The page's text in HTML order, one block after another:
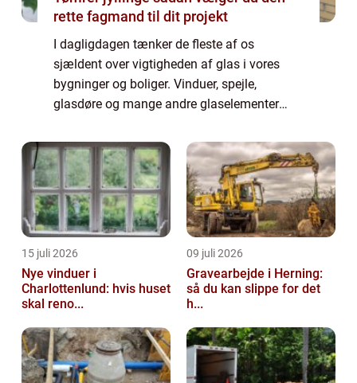
rette fagmand til dit projekt
I dagligdagen tænker de fleste af os
sjældent over vigtigheden af glas i vores
bygninger og boliger. Vinduer, spejle,
glasdøre og mange andre glaselementer
æstetik og funktionalitet. Skulle disse
elementer...
15 juli 2026
Nye vinduer i
Charlottenlund: hvis huset
skal reno...
09 juli 2026
Gravearbejde i Herning:
så du kan slippe for det
h...